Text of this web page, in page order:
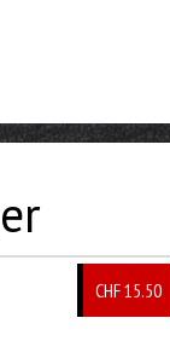
CHF 15.50